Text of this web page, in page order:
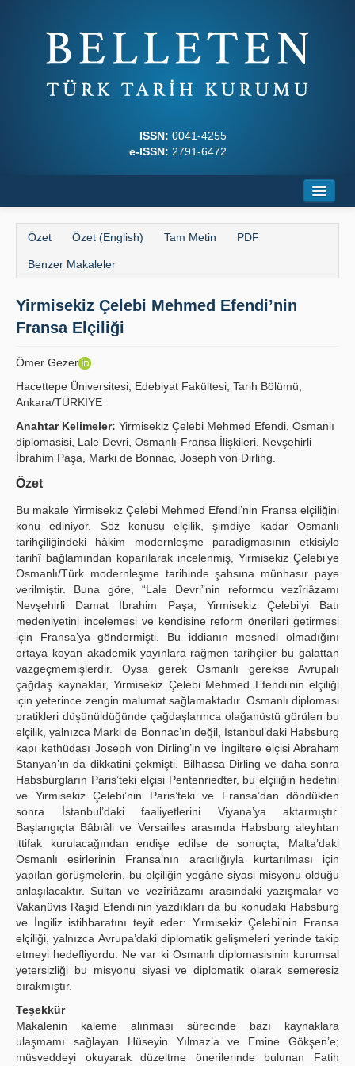
ISSN: 0041-4255
e-ISSN: 2791-6472
Dergi Kurulları
Yazım Kuralları
Kılavuzlar
İletişim
Özet Özet (English) Tam Metin PDF
Benzer Makaleler
Yirmisekiz Çelebi Mehmed Efendi’nin
Fransa Elçiliği
Ömer Gezer
Hacettepe Üniversitesi, Edebiyat Fakültesi, Tarih Bölümü,
Ankara/TÜRKİYE
Anahtar Kelimeler: Yirmisekiz Çelebi Mehmed Efendi, Osmanlı
diplomasisi, Lale Devri, Osmanlı-Fransa İlişkileri, Nevşehirli
İbrahim Paşa, Marki de Bonnac, Joseph von Dirling.
Özet
Bu makale Yirmisekiz Çelebi Mehmed Efendi’nin Fransa elçiliğini
konu ediniyor. Söz konusu elçilik, şimdiye kadar Osmanlı
tarihçiliğindeki hâkim modernleşme paradigmasının etkisiyle
tarihî bağlamından koparılarak incelenmiş, Yirmisekiz Çelebi’ye
Osmanlı/Türk modernleşme tarihinde şahsına münhasır paye
verilmiştir. Buna göre, “Lale Devri”nin reformcu vezîriâzamı
Nevşehirli Damat İbrahim Paşa, Yirmisekiz Çelebi’yi Batı
medeniyetini incelemesi ve kendisine reform önerileri getirmesi
için Fransa’ya göndermişti. Bu iddianın mesnedi olmadığını
ortaya koyan akademik yayınlara rağmen tarihçiler bu galattan
vazgeçmemişlerdir. Oysa gerek Osmanlı gerekse Avrupalı
çağdaş kaynaklar, Yirmisekiz Çelebi Mehmed Efendi’nin elçiliği
için yeterince zengin malumat sağlamaktadır. Osmanlı diplomasi
pratikleri düşünüldüğünde çağdaşlarınca olağanüstü görülen bu
elçilik, yalnızca Marki de Bonnac’ın değil, İstanbul’daki Habsburg
kapı kethüdası Joseph von Dirling’in ve İngiltere elçisi Abraham
Stanyan’ın da dikkatini çekmişti. Bilhassa Dirling ve daha sonra
Habsburgların Paris’teki elçisi Pentenriedter, bu elçiliğin hedefini
ve Yirmisekiz Çelebi’nin Paris’teki ve Fransa’dan döndükten
sonra İstanbul’daki faaliyetlerini Viyana’ya aktarmıştır.
Başlangıçta Bâbıâli ve Versailles arasında Habsburg aleyhtarı
ittifak kurulacağından endişe edilse de sonuçta, Malta’daki
Osmanlı esirlerinin Fransa’nın aracılığıyla kurtarılması için
yapılan görüşmelerin, bu elçiliğin yegâne siyasi misyonu olduğu
anlaşılacaktır. Sultan ve vezîriâzamı arasındaki yazışmalar ve
Vakanüvis Raşid Efendi’nin yazdıkları da bu konudaki Habsburg
ve İngiliz istihbaratını teyit eder: Yirmisekiz Çelebi’nin Fransa
elçiliği, yalnızca Avrupa’daki diplomatik gelişmeleri yerinde takip
etmeyi hedefliyordu. Ne var ki Osmanlı diplomasisinin kurumsal
yetersizliği bu misyonu siyasi ve diplomatik olarak semeresiz
bırakmıştır.
Teşekkür
Makalenin kaleme alınması sürecinde bazı kaynaklara
ulaşmamı sağlayan Hüseyin Yılmaz’a ve Emine Gökşen’e;
müsveddeyi okuyarak düzeltme önerilerinde bulunan Fatih